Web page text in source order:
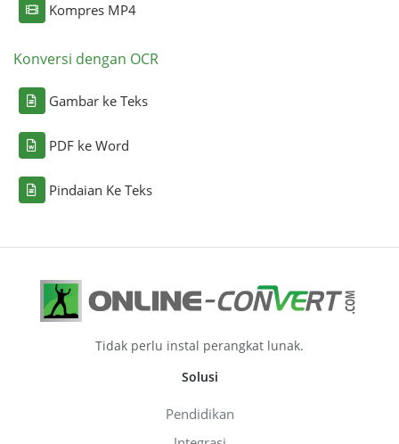
Kompres MP4
Konversi dengan OCR
Gambar ke Teks
PDF ke Word
Pindaian Ke Teks
Tidak perlu instal perangkat lunak.
Solusi
Pendidikan